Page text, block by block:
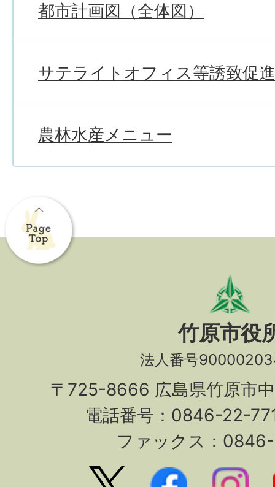
都市計画図（全体図）
サテライトオフィス等誘致促
農林水産メニュー
竹原市役
法人番号
〒725-8666 広島県竹原市
電話番号：0846-22-
ファックス：